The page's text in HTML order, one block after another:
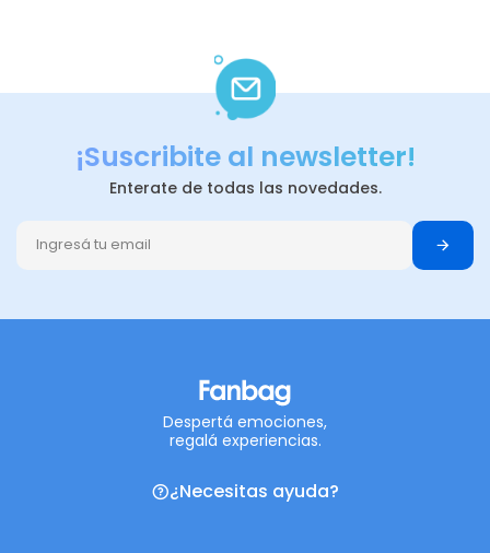
¡Suscribite al newsletter!
Enterate de todas las novedades.
Despertá emociones,
regalá experiencias.
¿Necesitas ayuda?